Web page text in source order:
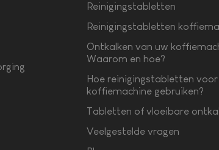
Reinigingstabletten
Reinigingstabletten
Ontkalken van uw
Waarom en hoe?
Hoe reinigingstabletten
koffiemachine gebruiken?
Tabletten of vloeibare
Veelgestelde vragen